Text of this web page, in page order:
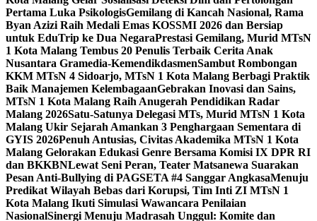
Pertama Luka PsikologisGemilang di Kancah Nasional, Rama
Byan Azizi Raih Medali Emas KOSSMI 2026 dan Bersiap
untuk EduTrip ke Dua NegaraPrestasi Gemilang, Murid MTsN
1 Kota Malang Tembus 20 Penulis Terbaik Cerita Anak
Nusantara Gramedia-KemendikdasmenSambut Rombongan
KKM MTsN 4 Sidoarjo, MTsN 1 Kota Malang Berbagi Praktik
Baik Manajemen KelembagaanGebrakan Inovasi dan Sains,
MTsN 1 Kota Malang Raih Anugerah Pendidikan Radar
Malang 2026Satu-Satunya Delegasi MTs, Murid MTsN 1 Kota
Malang Ukir Sejarah Amankan 3 Penghargaan Sementara di
GYIS 2026Penuh Antusias, Civitas Akademika MTsN 1 Kota
Malang Gelorakan Edukasi Genre Bersama Komisi IX DPR RI
dan BKKBNLewat Seni Peran, Teater Matsanewa Suarakan
Pesan Anti-Bullying di PAGSETA #4 Sanggar AngkasaMenuju
Predikat Wilayah Bebas dari Korupsi, Tim Inti ZI MTsN 1
Kota Malang Ikuti Simulasi Wawancara Penilaian
NasionalSinergi Menuju Madrasah Unggul: Komite dan